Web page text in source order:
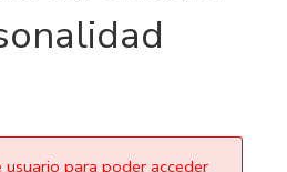
para poder acceder